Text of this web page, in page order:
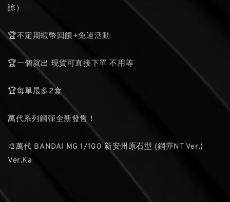
諒）
🏆不定期蝦幣回饋+免運活動
🏆一個就出 現貨可直接下單 不用等
🏆每單最多2盒
萬代系列鋼彈全新發售！
🎨萬代 BANDAI MG 1/100 新安州原石型 (鋼彈NT Ver.)
Ver.Ka